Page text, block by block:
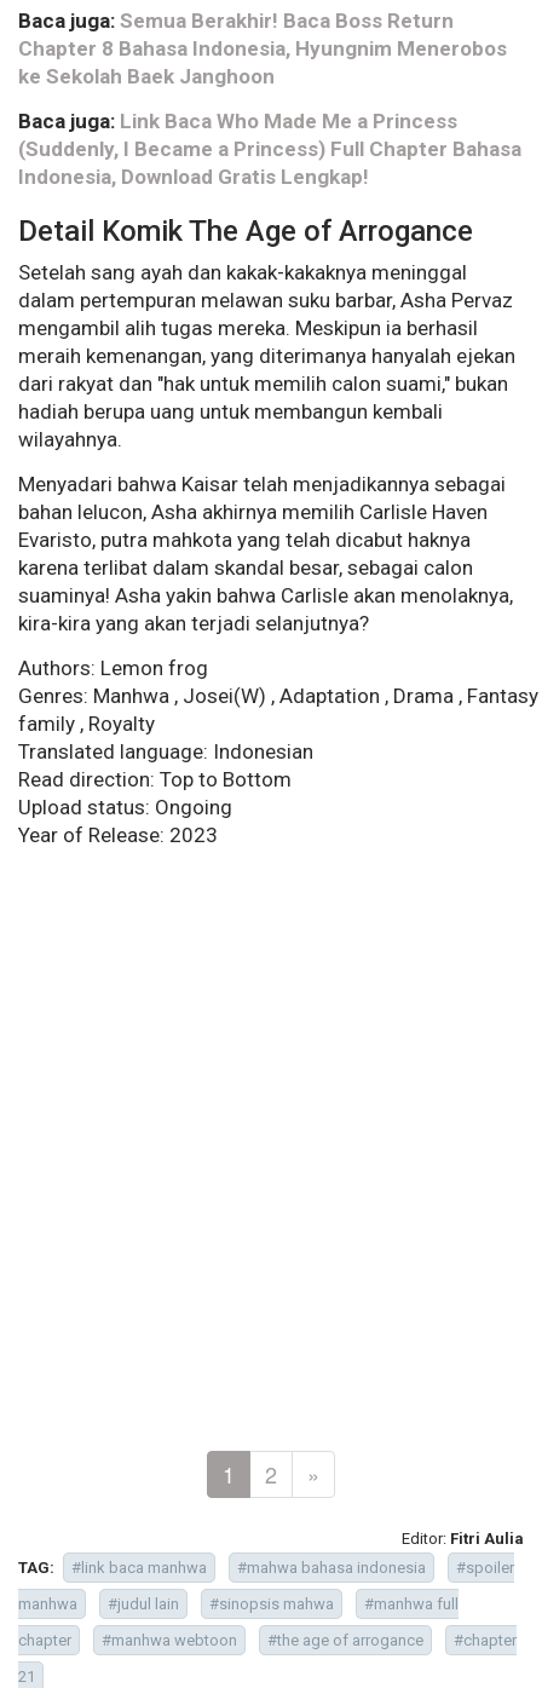
Baca juga: Semua Berakhir! Baca Boss Return
Chapter 8 Bahasa Indonesia, Hyungnim Menerobos
ke Sekolah Baek Janghoon
Baca juga: Link Baca Who Made Me a Princess
(Suddenly, I Became a Princess) Full Chapter Bahasa
Indonesia, Download Gratis Lengkap!
Detail Komik The Age of Arrogance
Setelah sang ayah dan kakak-kakaknya meninggal
dalam pertempuran melawan suku barbar, Asha Pervaz
mengambil alih tugas mereka. Meskipun ia berhasil
meraih kemenangan, yang diterimanya hanyalah ejekan
dari rakyat dan "hak untuk memilih calon suami," bukan
hadiah berupa uang untuk membangun kembali
wilayahnya.
Menyadari bahwa Kaisar telah menjadikannya sebagai
bahan lelucon, Asha akhirnya memilih Carlisle Haven
Evaristo, putra mahkota yang telah dicabut haknya
karena terlibat dalam skandal besar, sebagai calon
suaminya! Asha yakin bahwa Carlisle akan menolaknya,
kira-kira yang akan terjadi selanjutnya?
Authors: Lemon frog
Genres: Manhwa , Josei(W) , Adaptation , Drama ,
family , Royalty
Translated language: Indonesian
Read direction: Top to Bottom
Upload status: Ongoing
Year of Release: 2023
1 2 »
Editor: Fitri Aulia
TAG:
#link baca manhwa #mahwa bahasa indonesia
#spoiler
manhwa
#judul lain #sinopsis mahwa
#manhwa full
chapter
#manhwa webtoon #the age of arrogance
#chapter
21